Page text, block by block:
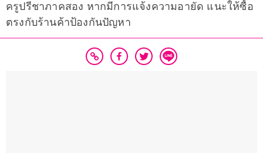
ครูปรีชาภาคสอง หากมีการแจ้งความอายัด แนะให้ซื้อ
ตรงกับร้านค้าป้องกันปัญหา